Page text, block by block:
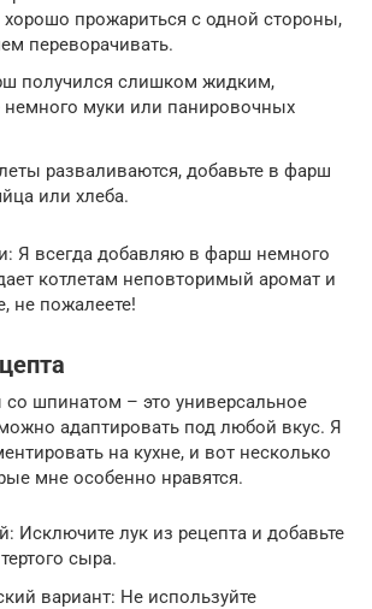
хорошо прожариться с одной стороны,
переворачивать.
получился слишком жидким,
немного муки или панировочных
разваливаются, добавьте в фарш
или хлеба.
Я всегда добавляю в фарш немного
котлетам неповторимый аромат и
не пожалеете!
шпинатом – это универсальное
адаптировать под любой вкус. Я
на кухне, и вот несколько
мне особенно нравятся.
Исключите лук из рецепта и добавьте
сыра.
вариант: Не используйте